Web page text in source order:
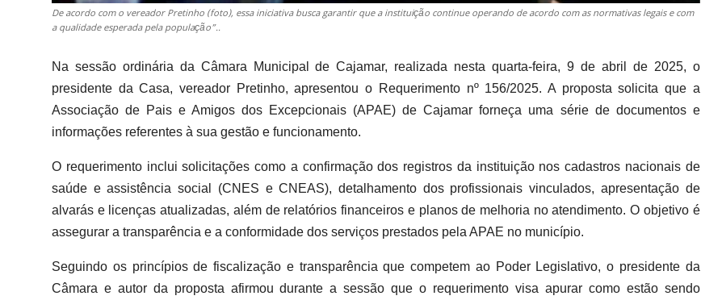
De acordo com o vereador Pretinho (foto), essa iniciativa busca garantir que a instituição continue operando de acordo com as normativas legais e com
a qualidade esperada pela população”..
Na sessão ordinária da Câmara Municipal de Cajamar, realizada nesta quarta-feira, 9 de abril de 2025, o
presidente da Casa, vereador Pretinho, apresentou o Requerimento nº 156/2025. A proposta solicita que a
Associação de Pais e Amigos dos Excepcionais (APAE) de Cajamar forneça uma série de documentos e
informações referentes à sua gestão e funcionamento.
O requerimento inclui solicitações como a confirmação dos registros da instituição nos cadastros nacionais de
saúde e assistência social (CNES e CNEAS), detalhamento dos profissionais vinculados, apresentação de
alvarás e licenças atualizadas, além de relatórios financeiros e planos de melhoria no atendimento. O objetivo é
assegurar a transparência e a conformidade dos serviços prestados pela APAE no município.
Seguindo os princípios de fiscalização e transparência que competem ao Poder Legislativo, o presidente da
Câmara e autor da proposta afirmou durante a sessão que o requerimento visa apurar como estão sendo